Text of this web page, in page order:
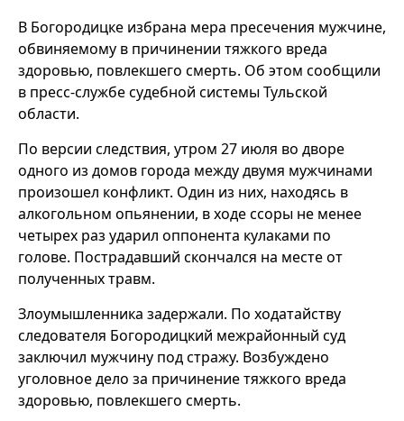
В Богородицке избрана мера пресечения мужчине,
обвиняемому в причинении тяжкого вреда
здоровью, повлекшего смерть. Об этом сообщили
в пресс-службе судебной системы Тульской
области.
По версии следствия, утром 27 июля во дворе
одного из домов города между двумя мужчинами
произошел конфликт. Один из них, находясь в
алкогольном опьянении, в ходе ссоры не менее
четырех раз ударил оппонента кулаками по
голове. Пострадавший скончался на месте от
полученных травм.
Злоумышленника задержали. По ходатайству
следователя Богородицкий межрайонный суд
заключил мужчину под стражу. Возбуждено
уголовное дело за причинение тяжкого вреда
здоровью, повлекшего смерть.